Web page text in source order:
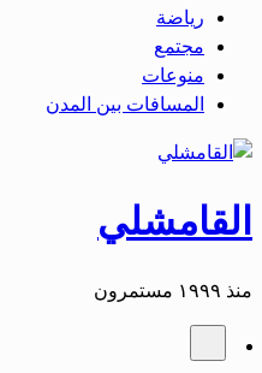
رياضة
مجتمع
منوعات
المسافات بين المدن
القامشلي
منذ ١٩٩٩ مستمرون